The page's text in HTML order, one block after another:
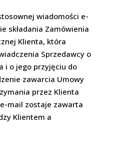
wiadomości e-
składania Zamówienia
Klienta, która
Sprzedawcy o
i o jego przyjęciu do
zawarcia Umowy
przez Klienta
mail zostaje zawarta
Klientem a